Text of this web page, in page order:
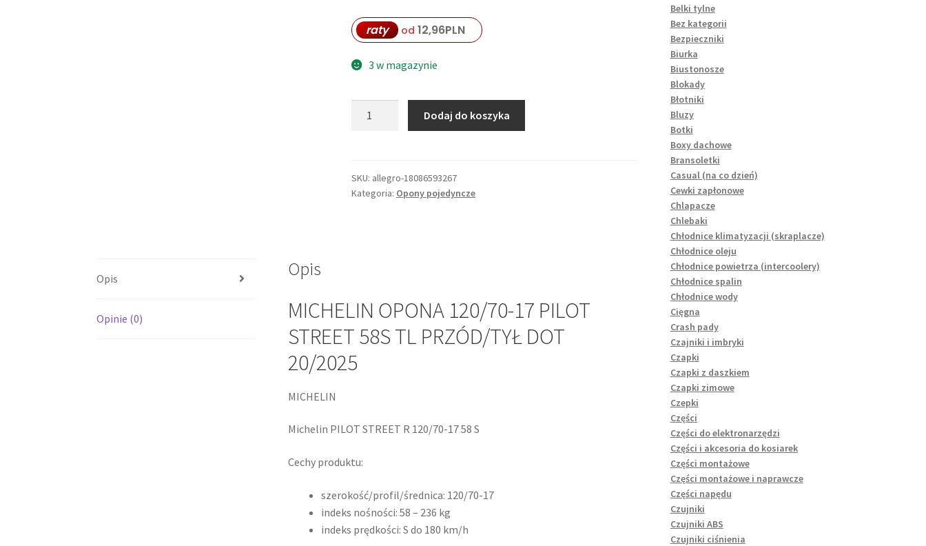
raty od 12,96PLN
3 w magazynie
17
PILOT
Dodaj do koszyka
SKU: allegro-18086593267
Kategoria: Opony pojedyncze
Opis
Opinie (0)
Opis
MICHELIN OPONA 120/70-17 PILOT
STREET 58S TL PRZÓD/TYŁ DOT
20/2025
MICHELIN
Michelin PILOT STREET R 120/70-17 58 S
Cechy produktu:
szerokość/profil/średnica: 120/70-17
indeks nośności: 58 – 236 kg
indeks prędkości: S do 180 km/h
Belki tylne
Bez kategorii
Bezpieczniki
Biurka
Biustonosze
Blokady
Błotniki
Bluzy
Botki
Boxy dachowe
Bransoletki
Casual (na co dzień)
Cewki zapłonowe
Chlapacze
Chlebaki
Chłodnice klimatyzacji (skraplacze)
Chłodnice oleju
Chłodnice powietrza (intercoolery)
Chłodnice spalin
Chłodnice wody
Cięgna
Crash pady
Czajniki i imbryki
Czapki
Czapki z daszkiem
Czapki zimowe
Czepki
Części
Części do elektronarzędzi
Części i akcesoria do kosiarek
Części montażowe
Części montażowe i naprawcze
Części napędu
Czujniki
Czujniki ABS
Czujniki ciśnienia